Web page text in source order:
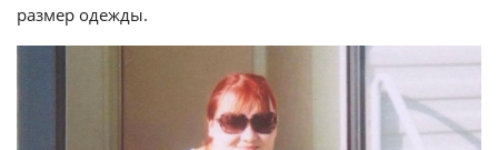
размер одежды.